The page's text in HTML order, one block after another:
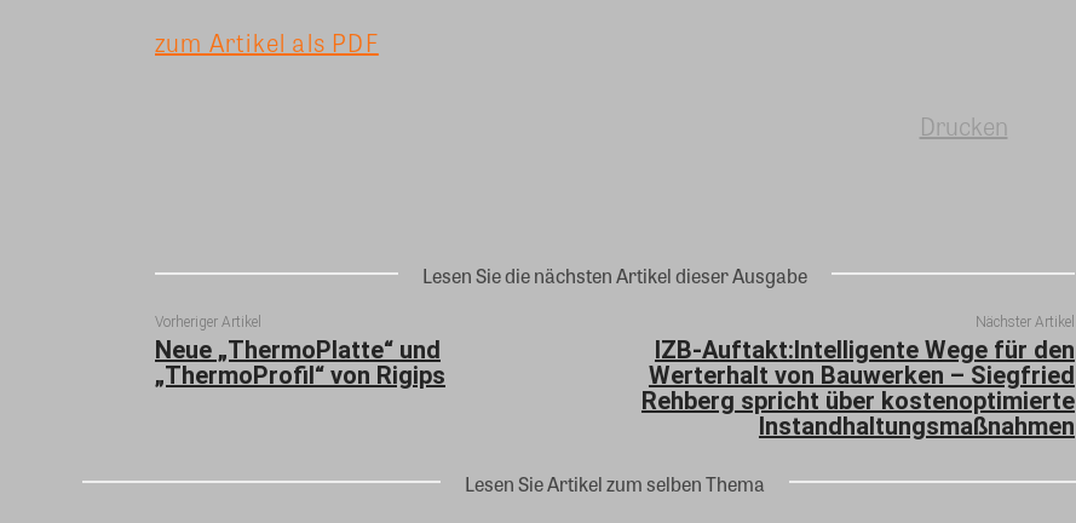
zum Artikel als PDF
Drucken
Lesen Sie die nächsten Artikel dieser Ausgabe
Vorheriger Artikel
Neue „ThermoPlatte“ und
„ThermoProfil“ von Rigips
Nächster Artikel
IZB-Auftakt:Intelligente Wege für den
Werterhalt von Bauwerken – Siegfried
Rehberg spricht über kostenoptimierte
Instandhaltungsmaßnahmen
Lesen Sie Artikel zum selben Thema